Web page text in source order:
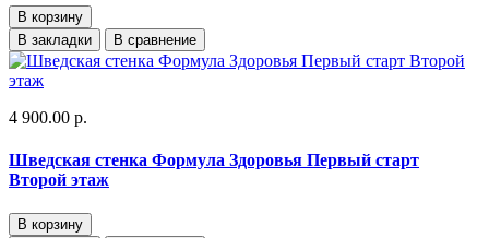
В корзину
В закладки
В сравнение
4 900.00 р.
Шведская стенка Формула Здоровья Первый старт
Второй этаж
В корзину